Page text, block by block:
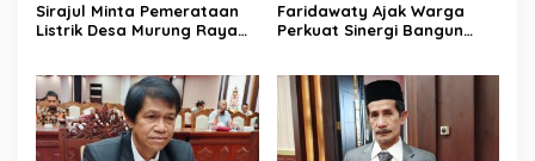
Sirajul Minta Pemerataan
Listrik Desa Murung Raya
Faridawaty Ajak Warga
Perkuat Sinergi Bangun